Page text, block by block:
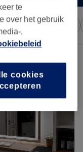
Expresaanbiedingen
te
over het gebruik
,
cookies